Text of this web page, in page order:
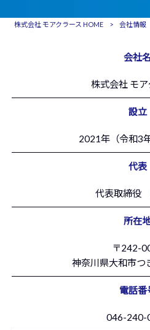
株式会社 モアクラース HOME > 会社情報
会社名
株式会社 モア
設立
2021年（令和3
代表
代表取締役
所在
〒242-
神奈川県大和市
電話番
046-240-